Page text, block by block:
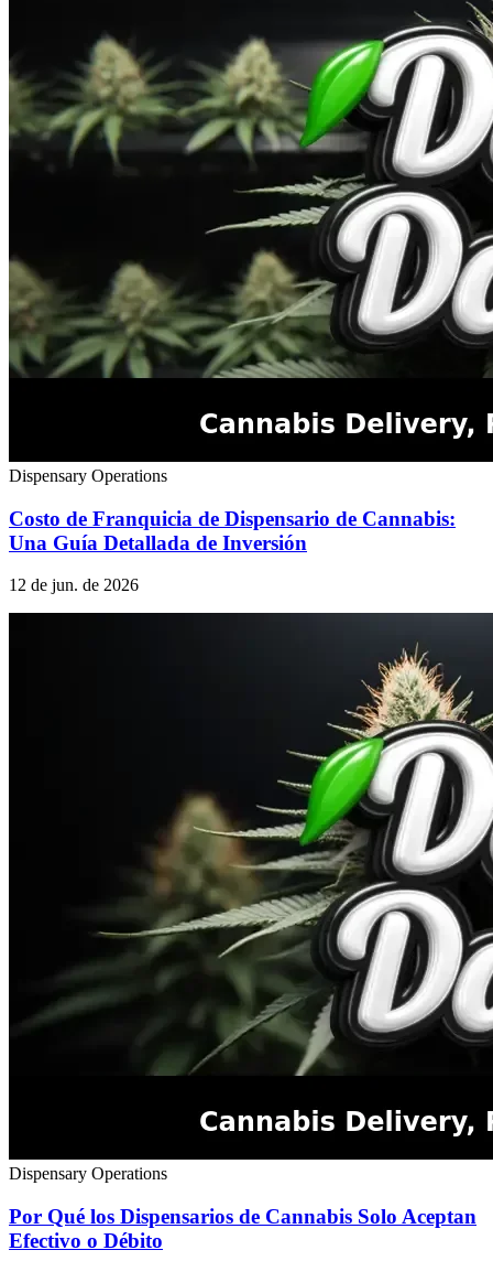
Dispensary Operations
Costo de Franquicia de Dispensario de Cannabis:
Una Guía Detallada de Inversión
12 de jun. de 2026
Dispensary Operations
Por Qué los Dispensarios de Cannabis Solo Aceptan
Efectivo o Débito